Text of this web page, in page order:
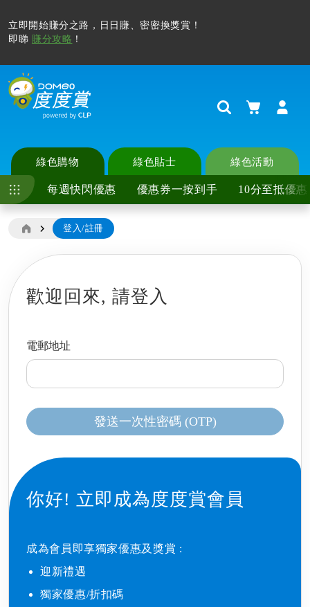
立即開始賺分之路，日日賺、密密換獎賞！
即睇 賺分攻略 ！
Search購物車
綠色購物
每週快閃優惠 優惠券一按到手 10分至抵優惠
綠色貼士 綠色活動
登入/註冊
歡迎回來, 請登入
電郵地址
發送一次性密碼 (OTP)
你好! 立即成為度度賞會員
成為會員即享獨家優惠及獎賞 : ​
迎新禮遇​
獨家優惠/折扣碼​